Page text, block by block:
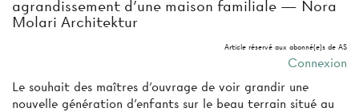
agrandissement d’une maison familiale — Nora
Molari Architektur
Article réservé aux abonné(e)s de AS
Connexion
Le souhait des maîtres d’ouvrage de voir grandir une
nouvelle génération d’enfants sur le beau terrain situé au